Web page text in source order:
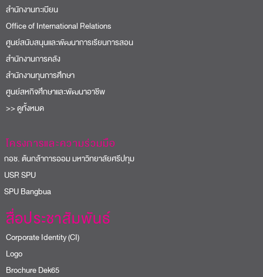
สำนักงานทะเบียน
Office of International Relations
ศูนย์สนับสนุนและพัฒนาการเรียนการสอน
สำนักงานการคลัง
สำนักงานทุนการศึกษา
ศูนย์สหกิจศึกษาและพัฒนาอาชีพ
>> ดูทั้งหมด
โครงการและความร่วมมือ
ช. ต้นกล้าการออม มหาวิทยาลัยศรีปทุม
SPU
Bangbua
สื่อประชาสัมพันธ์
Corporate Identity (CI)
Logo
Brochure Dek65